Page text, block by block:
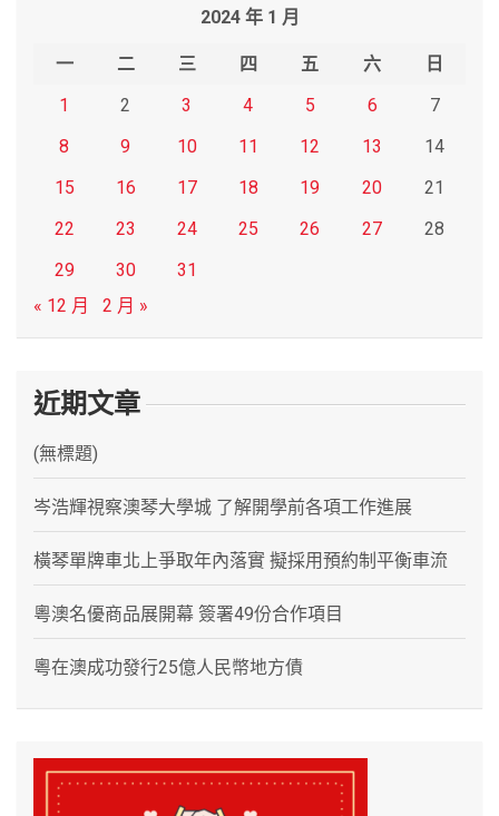
2024 年 1 月
一 二 三 四 五 六
日
1
2 3 4 5 6
7
8
9 10 11 12 13
14
15
16 17 18 19 20
21
22
23 24 25 26 27
28
29
30
31
« 12 月
2 月 »
近期文章
(無標題)
岑浩輝視察澳琴大學城 了解開學前各項工作進展
橫琴單牌車北上爭取年內落實 擬採用預約制平衡車流
粵澳名優商品展開幕 簽署49份合作項目
粵在澳成功發行25億人民幣地方債